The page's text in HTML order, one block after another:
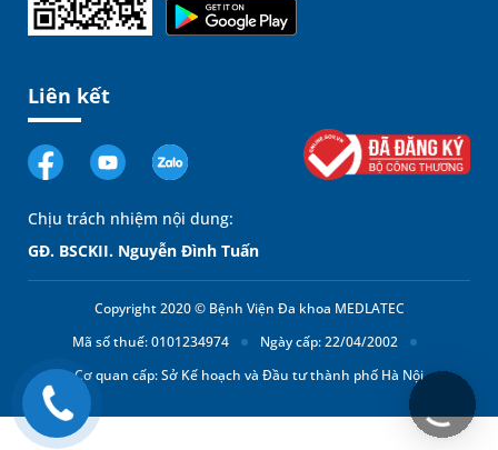
Liên kết
Chịu trách nhiệm nội dung:
GĐ. BSCKII. Nguyễn Đình Tuấn
Copyright 2020 © Bệnh Viện Đa khoa MEDLATEC
Mã số thuế: 0101234974
Ngày cấp: 22/04/2002
Cơ quan cấp: Sở Kế hoạch và Đầu tư thành phố Hà Nội